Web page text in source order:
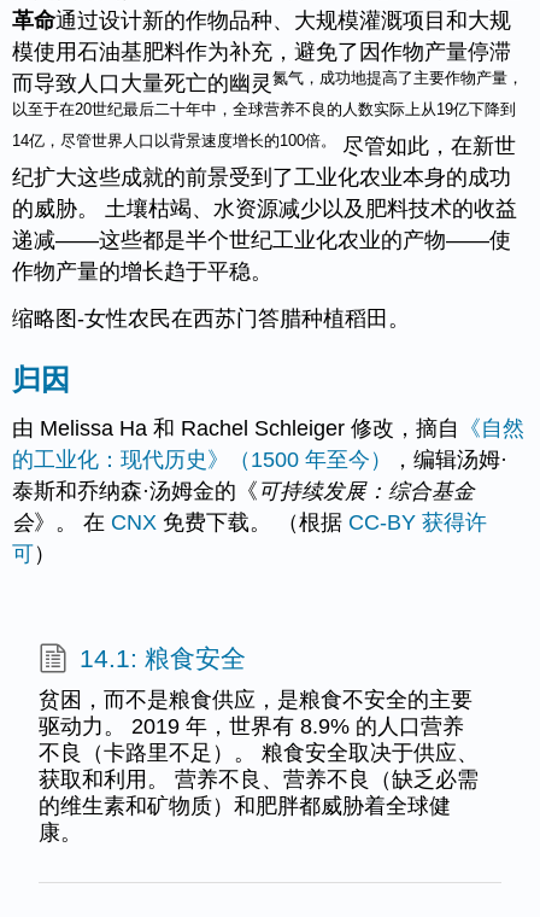
革命通过设计新的作物品种、大规模灌溉项目和大规
模使用石油基肥料作为补充，避免了因作物产量停滞
而导致人口大量死亡的幽灵氮气，成功地提高了主要作物产量，
以至于在20世纪最后二十年中，全球营养不良的人数实际上从19亿下降到
14亿，尽管世界人口以背景速度增长的100倍。
尽管如此，在新世
纪扩大这些成就的前景受到了工业化农业本身的成功
的威胁。 土壤枯竭、水资源减少以及肥料技术的收益
递减——这些都是半个世纪工业化农业的产物——使
作物产量的增长趋于平稳。
缩略图-女性农民在西苏门答腊种植稻田。
归因
由 Melissa Ha 和 Rachel Schleiger 修改，摘自
《自然
的工业化：现代历史》（1500 年至今）
，编辑汤姆·
泰斯和乔纳森·汤姆金的《 可持续发展：综合基金
会》。 在 CNX 免费下载。 （根据 CC-BY 获得许
可）
14.1: 粮食安全
贫困，而不是粮食供应，是粮食不安全的主要
驱动力。 2019 年，世界有 8.9% 的人口营养
不良（卡路里不足）。 粮食安全取决于供应、
获取和利用。 营养不良、营养不良（缺乏必需
的维生素和矿物质）和肥胖都威胁着全球健
康。